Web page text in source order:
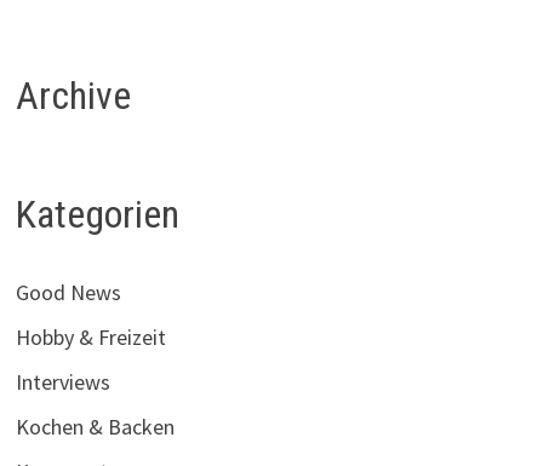
Archive
Kategorien
Good News
Hobby & Freizeit
Interviews
Kochen & Backen